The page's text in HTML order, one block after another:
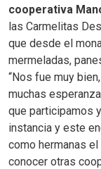
cooperativa
las Carmelitas
que desde el
mermeladas,
“Nos fue muy
muchas
que participamos
instancia y este
como hermanas
conocer otras